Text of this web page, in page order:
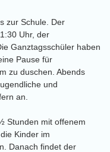
zur Schule. Der
Uhr, der
Ganztagsschüler haben
Pause für
zu duschen. Abends
und
an.
Stunden mit offenem
Kinder im
Danach findet der